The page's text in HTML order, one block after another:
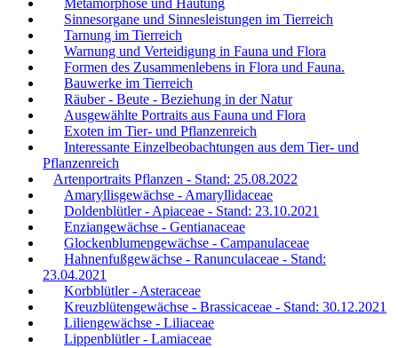
Sinnesorgane und Sinnesleistungen im Tierreich
Tarnung im Tierreich
Warnung und Verteidigung in Fauna und Flora
Formen des Zusammenlebens in Flora und Fauna.
Bauwerke im Tierreich
Räuber - Beute - Beziehung in der Natur
Ausgewählte Portraits aus Fauna und Flora
Exoten im Tier- und Pflanzenreich
Interessante Einzelbeobachtungen aus dem Tier- und
Pflanzenreich
Artenportraits Pflanzen - Stand: 25.08.2022
Amaryllisgewächse - Amaryllidaceae
Doldenblütler - Apiaceae - Stand: 23.10.2021
Enziangewächse - Gentianaceae
Glockenblumengewächse - Campanulaceae
Hahnenfußgewächse - Ranunculaceae - Stand:
23.04.2021
Korbblütler - Asteraceae
Kreuzblütengewächse - Brassicaceae - Stand: 30.12.2021
Liliengewächse - Liliaceae
Lippenblütler - Lamiaceae